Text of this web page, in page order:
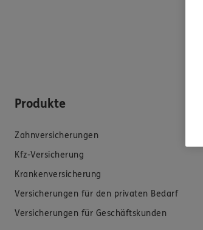
Produkte
Zahnversicherungen
Kfz-Versicherung
Krankenversicherung
Versicherungen für den privaten Bedarf
Versicherungen für Geschäftskunden